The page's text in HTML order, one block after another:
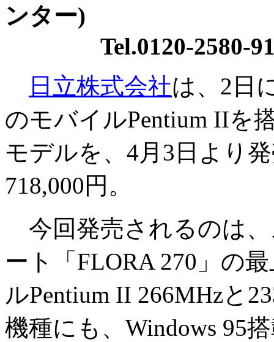
ンター)
Tel.0120-2580-
日立株式会社は、2日
のモバイルPentium IIを
モデルを、4月3日より
718,000円。
今回発売されるのは
ート「FLORA 270」の
ルPentium II 266MHzと
機種にも、Windows 95